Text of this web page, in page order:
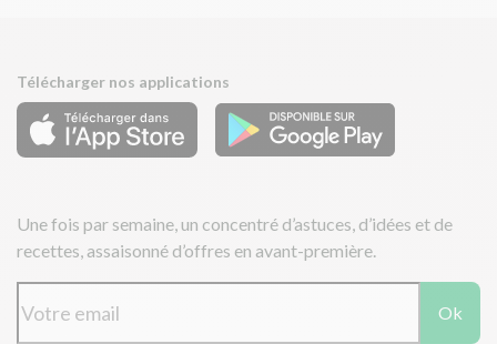
Télécharger nos applications
Une fois par semaine, un concentré d’astuces, d’idées et de
recettes, assaisonné d’offres en avant-première.
Ok